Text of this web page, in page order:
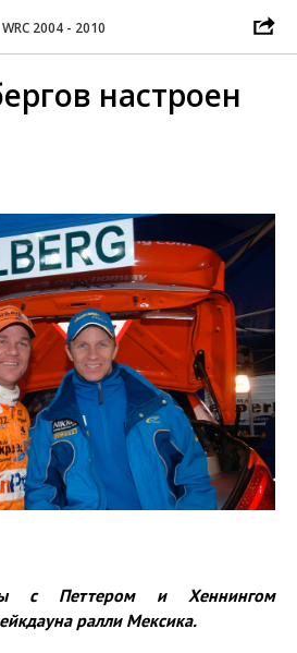
WRC 2004 - 2010
настроен
с Петтером и Хеннингом
ралли Мексика.